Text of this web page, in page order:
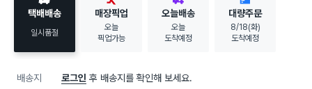
택배배송
일시품절
매장픽업
오늘
픽업가능
오늘배송
오늘
도착예정
대량주문
8/18(화)
도착예정
배송지 로그인 후 배송지를 확인해 보세요.